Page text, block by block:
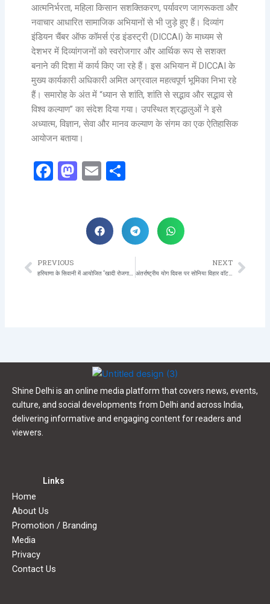
आत्मनिर्भरता, महिला किसान सशक्तिकरण, पर्यावरण जागरूकता और
नवाचार आधारित सामाजिक अभियानों से भी जुड़े हुए हैं। दिव्यांग
इंडियन चैंबर ऑफ कॉमर्स एंड इंडस्ट्री (DICCAI) के माध्यम से
देशभर में दिव्यांगजनों को स्वरोजगार और आर्थिक रूप से सशक्त
बनाने की दिशा में कार्य किए जा रहे हैं। इस अभियान में DICCAI के
मुख्य कार्यकारी अधिकारी अमित अग्रवाल महत्वपूर्ण भूमिका निभा रहे
हैं। समारोह के अंत में “ध्यान से शांति, शांति से सद्भाव और सद्भाव से
विश्व कल्याण” का संदेश दिया गया। उपस्थित श्रद्धालुओं ने इसे
अध्यात्म, विज्ञान, सेवा और मानव कल्याण के संगम का एक ऐतिहासिक
आयोजन बताया।
Facebook
Mastodon
Email
Prev
PREVIOUS
हरियाणा के सिवानी में आयोजित ‘खादी रोजगार उत्सव’ में मुख्यमंत्री श्री नायब सिंह सैनी ने कारीगरों को 3,645 मशीनें एवं टूलकिट वितरित कीं
NEXT
अंतर्राष्ट्रीय योग दिवस पर सोनिया विहार वाॅटर स्पोर्ट्स क्लब में विशेष आयोजन, क्लब अध्यक्ष कुंवरपाल सिंह को श्रद्धांजलि
Shine Delhi is an online media platform that covers news, events,
culture, and social developments from Delhi and across India,
delivering informative and engaging content for readers and
viewers.
Links
Home
About Us
Promotion / Branding
Media
Privacy
Contact Us